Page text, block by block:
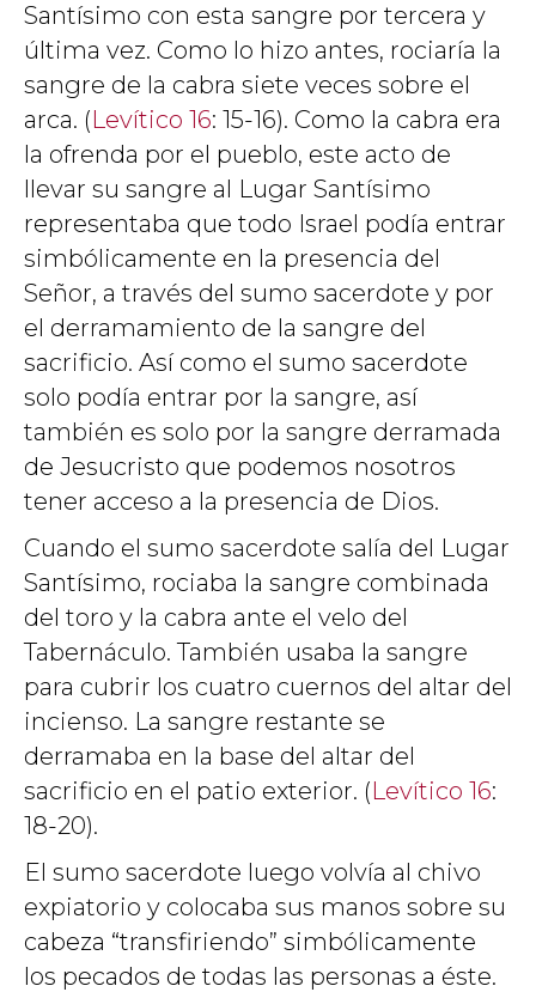
Santísimo con esta sangre por tercera y
última vez. Como lo hizo antes, rociaría la
sangre de la cabra siete veces sobre el
arca. (Levítico 16: 15-16). Como la cabra era
la ofrenda por el pueblo, este acto de
llevar su sangre al Lugar Santísimo
representaba que todo Israel podía entrar
simbólicamente en la presencia del
Señor, a través del sumo sacerdote y por
el derramamiento de la sangre del
sacrificio. Así como el sumo sacerdote
solo podía entrar por la sangre, así
también es solo por la sangre derramada
de Jesucristo que podemos nosotros
tener acceso a la presencia de Dios.
Cuando el sumo sacerdote salía del Lugar
Santísimo, rociaba la sangre combinada
del toro y la cabra ante el velo del
Tabernáculo. También usaba la sangre
para cubrir los cuatro cuernos del altar del
incienso. La sangre restante se
derramaba en la base del altar del
sacrificio en el patio exterior. (Levítico 16:
18-20).
El sumo sacerdote luego volvía al chivo
expiatorio y colocaba sus manos sobre su
cabeza “transfiriendo” simbólicamente
los pecados de todas las personas a éste.